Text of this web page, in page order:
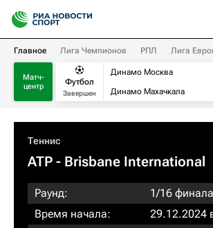
Главное Лига Чемпионов РПЛ Лига
Матч-
центр
Футбол
Завершен
Динамо Москва
Динамо Махачкала
Теннис
ATP - Brisbane International
Раунд:
1/16 финала
Время начала:
29.12.2024